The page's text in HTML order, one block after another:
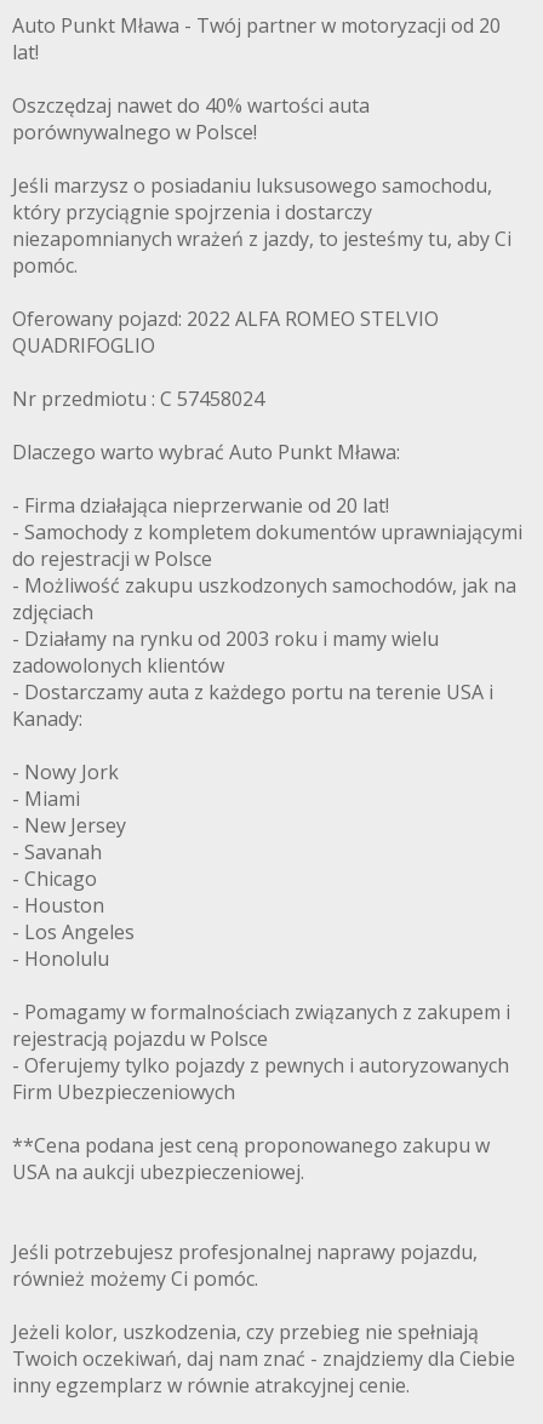
Auto Punkt Mława - Twój partner w motoryzacji od 20
lat!
Oszczędzaj nawet do 40% wartości auta
porównywalnego w Polsce!
Jeśli marzysz o posiadaniu luksusowego samochodu,
który przyciągnie spojrzenia i dostarczy
niezapomnianych wrażeń z jazdy, to jesteśmy tu, aby Ci
pomóc.
Oferowany pojazd: 2022 ALFA ROMEO STELVIO
QUADRIFOGLIO
Nr przedmiotu : C 57458024
Dlaczego warto wybrać Auto Punkt Mława:
- Firma działająca nieprzerwanie od 20 lat!
- Samochody z kompletem dokumentów uprawniającymi
do rejestracji w Polsce
- Możliwość zakupu uszkodzonych samochodów, jak na
zdjęciach
- Działamy na rynku od 2003 roku i mamy wielu
zadowolonych klientów
- Dostarczamy auta z każdego portu na terenie USA i
Kanady:
- Nowy Jork
- Miami
- New Jersey
- Savanah
- Chicago
- Houston
- Los Angeles
- Honolulu
- Pomagamy w formalnościach związanych z zakupem i
rejestracją pojazdu w Polsce
- Oferujemy tylko pojazdy z pewnych i autoryzowanych
Firm Ubezpieczeniowych
**Cena podana jest ceną proponowanego zakupu w
USA na aukcji ubezpieczeniowej.
Jeśli potrzebujesz profesjonalnej naprawy pojazdu,
również możemy Ci pomóc.
Jeżeli kolor, uszkodzenia, czy przebieg nie spełniają
Twoich oczekiwań, daj nam znać - znajdziemy dla Ciebie
inny egzemplarz w równie atrakcyjnej cenie.